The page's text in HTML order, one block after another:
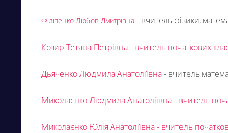
Філіпенко Любов Дмитрівна - вчитель фізики,
Козир Тетяна Петрівна- вчитель початкових
Дьяченко Людмила Анатоліївна- вчитель
Миколаєнко Людмила Анатоліївна- вчитель
Миколаєнко Юлія Анатоліївна- вчитель